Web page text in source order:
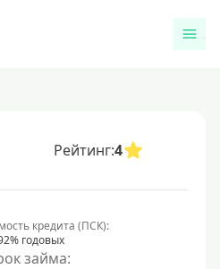
Рейтинг:4
кредита (ПСК):
годовых
займа: